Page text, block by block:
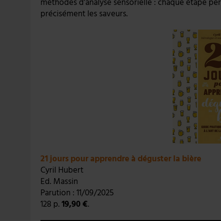
méthodes d’analyse sensorielle : chaque étape
précisément les saveurs.
21 jours pour apprendre à déguster la bière
Cyril Hubert
Ed. Massin
Parution : 11/09/2025
128 p. 19,90 €.